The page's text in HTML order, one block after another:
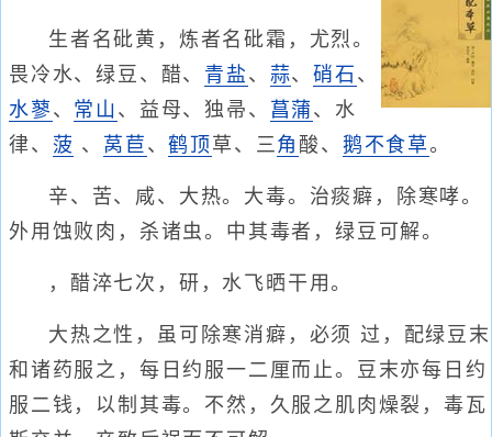
生者名砒黄，炼者名砒霜，尤烈。
畏冷水、绿豆、醋、 青盐 、 蒜、硝石 、
水蓼、 常山 、益母、独帚、 菖蒲 、水
律、 菠 、 莴苣 、鹤顶 草、三角 酸、 鹅不食草。
辛、苦、咸、大热。大毒。治痰癖，除寒哮。
外用蚀败肉，杀诸虫。中其毒者，绿豆可解。
，醋淬七次，研，水飞晒干用。
大热之性，虽可除寒消癖，必须 过，配绿豆末
和诸药服之，每日约服一二厘而止。豆末亦每日约
服二钱，以制其毒。不然，久服之肌肉燥裂，毒瓦